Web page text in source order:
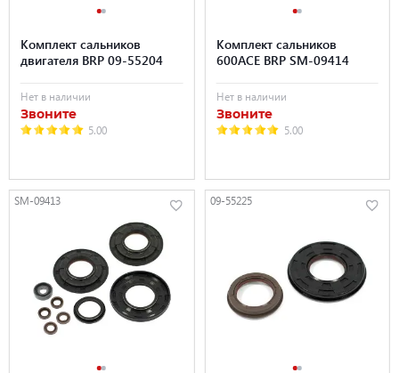
Комплект сальников
двигателя BRP 09-55204
Нет в наличии
Звоните
5.00
Комплект сальников
600ACE BRP SM-09414
Нет в наличии
Звоните
5.00
SM-09413 09-55225